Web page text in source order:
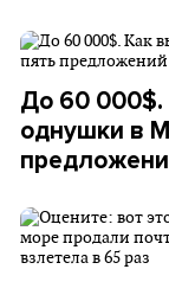
До 60
однушки в